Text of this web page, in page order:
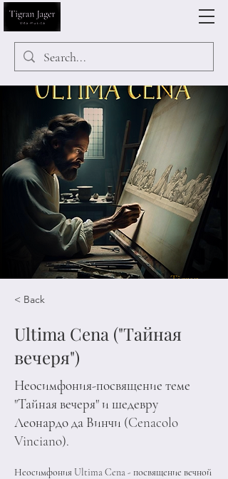
< Back
Ultima Cena ("Тайная
вечеря")
Неосимфония-посвящение теме
"Тайная вечеря" и шедевру
Леонардо да Винчи (Cenacolo
Vinciano).
Неосимфония Ultima Cena - посвящение вечной